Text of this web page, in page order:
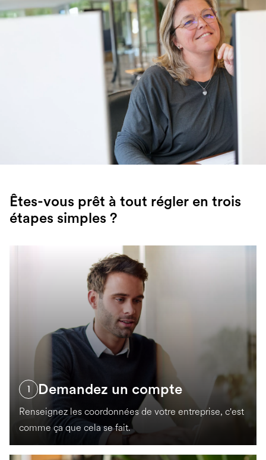
Êtes-vous prêt à tout régler en trois
étapes simples ?
1 Demandez un compte
Renseignez les coordonnées de votre entreprise, c'est
comme ça que cela se fait.